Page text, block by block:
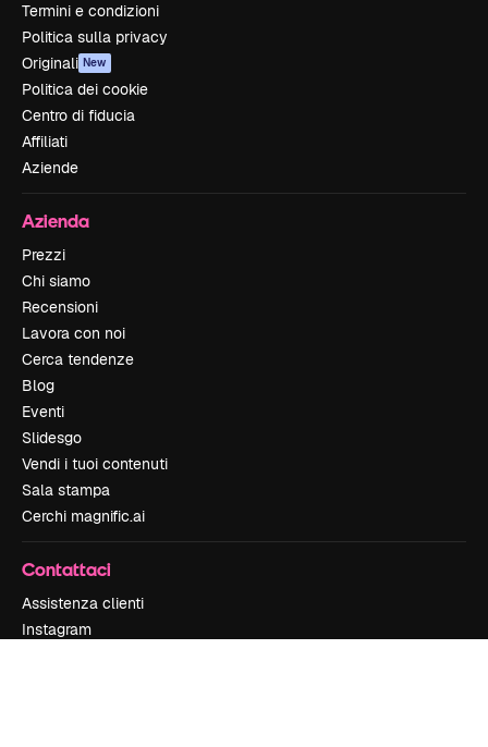
Termini e condizioni
Politica sulla privacy
Originali New
Politica dei cookie
Centro di fiducia
Affiliati
Aziende
Azienda
Prezzi
Chi siamo
Recensioni
Lavora con noi
Cerca tendenze
Blog
Eventi
Slidesgo
Vendi i tuoi contenuti
Sala stampa
Cerchi magnific.ai
Contattaci
Assistenza clienti
Instagram